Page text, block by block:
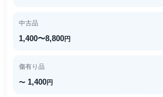
中古品
1,400〜8,800円
傷有り品
〜 1,400円